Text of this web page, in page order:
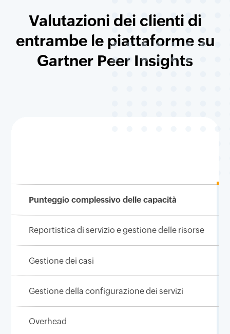
Valutazioni dei clienti di
entrambe le piattaforme su
Gartner Peer Insights
Punteggio complessivo delle capacità
Reportistica di servizio e gestione delle risorse
Gestione dei casi
Gestione della configurazione dei servizi
Overhead